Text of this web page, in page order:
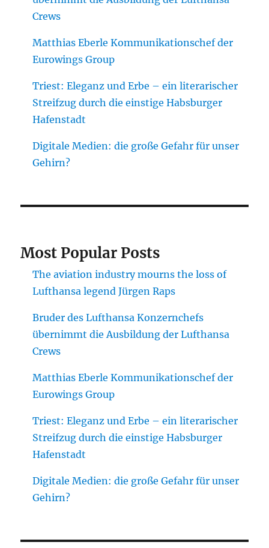
Crews
Matthias Eberle Kommunikationschef der
Eurowings Group
Triest: Eleganz und Erbe – ein literarischer
Streifzug durch die einstige Habsburger
Hafenstadt
Digitale Medien: die große Gefahr für unser
Gehirn?
Most Popular Posts
The aviation industry mourns the loss of
Lufthansa legend Jürgen Raps
Bruder des Lufthansa Konzernchefs
übernimmt die Ausbildung der Lufthansa
Crews
Matthias Eberle Kommunikationschef der
Eurowings Group
Triest: Eleganz und Erbe – ein literarischer
Streifzug durch die einstige Habsburger
Hafenstadt
Digitale Medien: die große Gefahr für unser
Gehirn?